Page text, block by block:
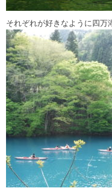
それぞれが好きなように四万